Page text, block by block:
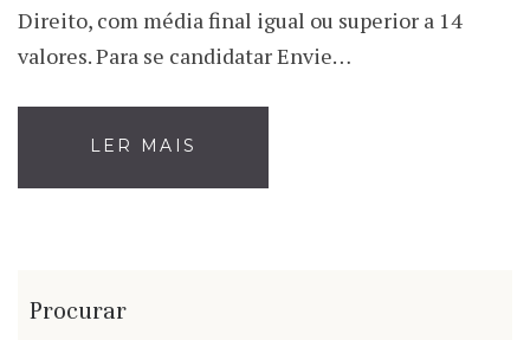
Direito, com média final igual ou superior a 14
valores. Para se candidatar Envie…
LER MAIS
Procurar